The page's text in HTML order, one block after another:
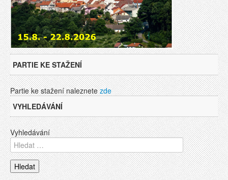
PARTIE KE STAŽENÍ
Partie ke stažení naleznetezde
VYHLEDÁVÁNÍ
Vyhledávání